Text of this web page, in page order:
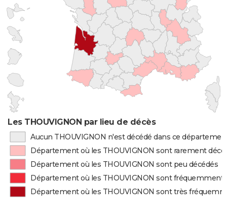
Les THOUVIGNON par lieu de décès
Aucun THOUVIGNON n'est décédé dans ce
Département où les THOUVIGNON sont rarement
Département où les THOUVIGNON sont peu décédés
Département où les THOUVIGNON sont fréquemment
Département où les THOUVIGNON sont très